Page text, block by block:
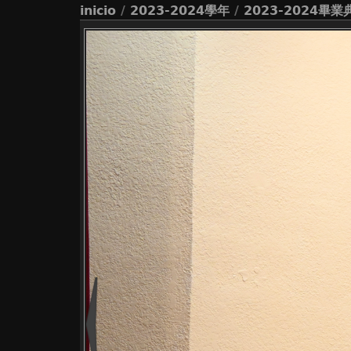
inicio / 2023-2024學年 / 2023-2024畢業